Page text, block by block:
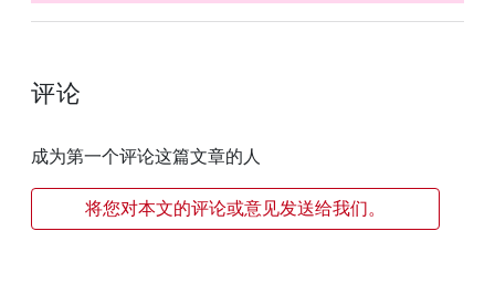
评论
成为第一个评论这篇文章的人
将您对本文的评论或意见发送给我们。